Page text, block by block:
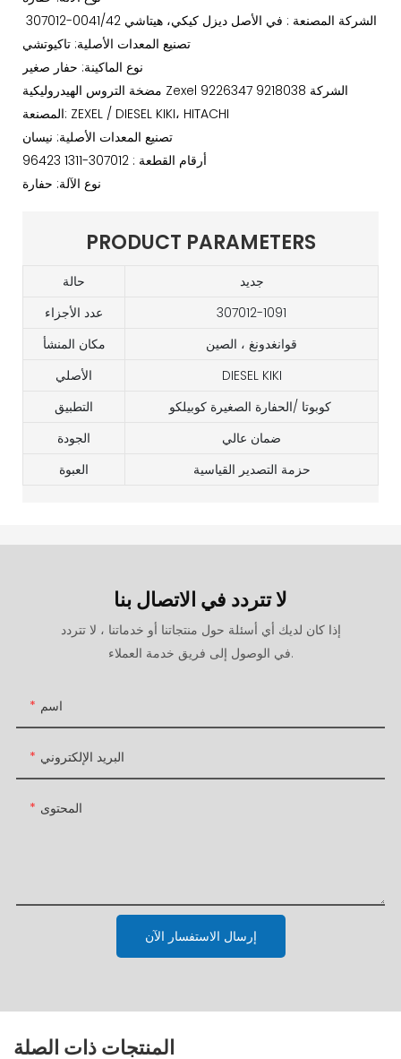
307012-0041/42 الشركة المصنعة : في الأصل ديزل كيكي، هيتاشي
تصنيع المعدات الأصلية: تاكيوتشي
نوع الماكينة: حفار صغير
مضخة التروس الهيدروليكية Zexel 9226347 9218038 الشركة
المصنعة: ZEXEL / DIESEL KIKI، HITACHI
أرقام القطعة : 307012-1311 96423
PRODUCT PARAMETERS
حالة
جديد
عدد الأجزاء
307012-1091
مكان المنشأ
قوانغدونغ ، الصين
الأصلي
DIESEL KIKI
التطبيق
كوبوتا /الحفارة الصغيرة كوبيلكو
الجودة
ضمان عالي
العبوة
حزمة التصدير القياسية
لا تتردد في الاتصال بنا
إذا كان لديك أي أسئلة حول منتجاتنا أو خدماتنا ، لا تتردد
في الوصول إلى فريق خدمة العملاء.
اسم
البريد الإلكتروني
المحتوى
إرسال الاستفسار الآن
المنتجات ذات الصلة